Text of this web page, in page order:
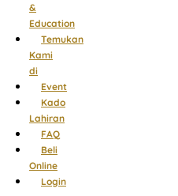
&
Education
Temukan
Kami
di
Event
Kado
Lahiran
FAQ
Beli
Online
Login